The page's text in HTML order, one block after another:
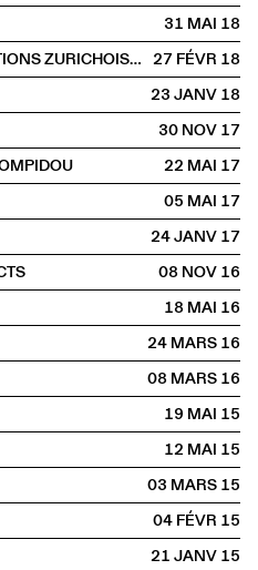
31 MAI2018
LOGEMENTS: EXPÉRIMENTATIONS ZURICHOISES 27 FÉVR2018
23 JANV2018
30 NOV2017
22 MAI2017
05 MAI2017
24 JANV2017
08 NOV2016
18 MAI2016
24 MARS2016
08 MARS2016
19 MAI2015
12 MAI2015
03 MARS2015
04 FÉVR2015
21 JANV2015